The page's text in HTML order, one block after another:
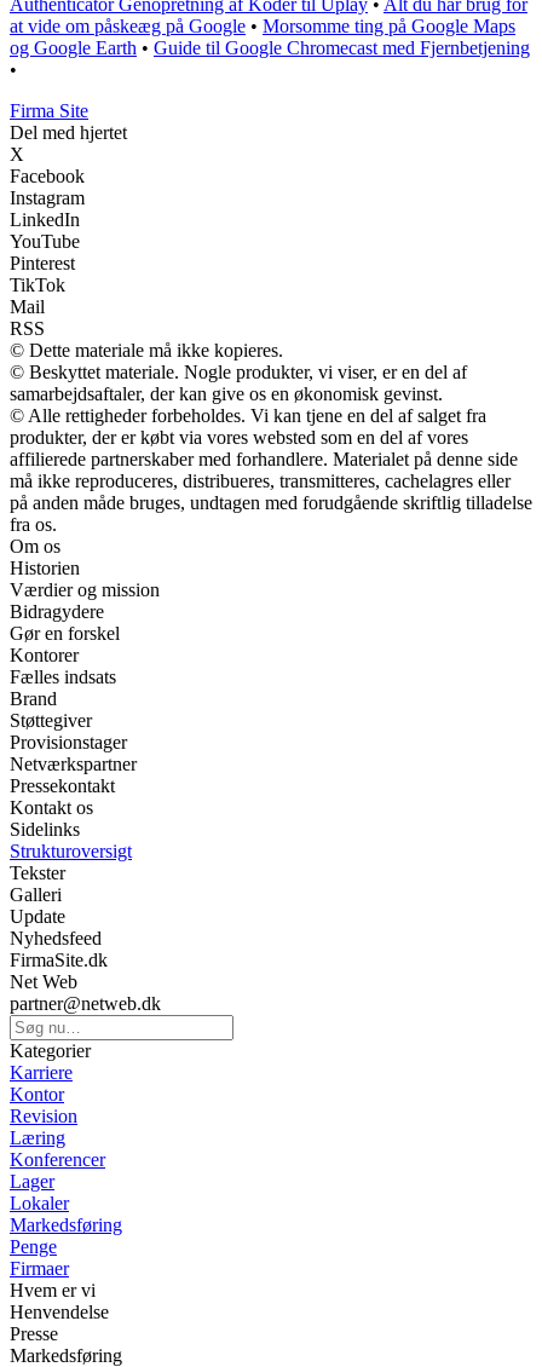
at vide om påskeæg på Google • Morsomme ting på Google Maps
og Google Earth • Guide til Google Chromecast med Fjernbetjening
•
Firma Site
Del med hjertet
X
Facebook
Instagram
LinkedIn
YouTube
Pinterest
TikTok
Mail
RSS
© Dette materiale må ikke kopieres.
© Beskyttet materiale. Nogle produkter, vi viser, er en del af
samarbejdsaftaler, der kan give os en økonomisk gevinst.
© Alle rettigheder forbeholdes. Vi kan tjene en del af salget fra
produkter, der er købt via vores websted som en del af vores
affilierede partnerskaber med forhandlere. Materialet på denne side
må ikke reproduceres, distribueres, transmitteres, cachelagres eller
på anden måde bruges, undtagen med forudgående skriftlig tilladelse
fra os.
Om os
Historien
Værdier og mission
Bidragydere
Gør en forskel
Kontorer
Fælles indsats
Brand
Støttegiver
Provisionstager
Netværkspartner
Pressekontakt
Kontakt os
Sidelinks
Strukturoversigt
Tekster
Galleri
Update
Nyhedsfeed
FirmaSite.dk
Net Web
partner@netweb.dk
Kategorier
Karriere
Kontor
Revision
Læring
Konferencer
Lager
Lokaler
Markedsføring
Penge
Firmaer
Hvem er vi
Henvendelse
Presse
Markedsføring